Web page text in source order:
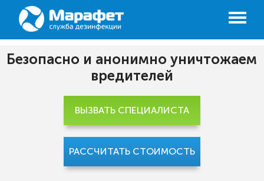
Безопасно и анонимно уничтожаем
вредителей
ВЫЗВАТЬ СПЕЦИАЛИСТА
РАССЧИТАТЬ СТОИМОСТЬ